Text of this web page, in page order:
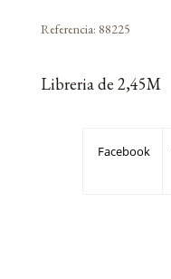
Referencia: 88225
Libreria de 2,45M
Facebook